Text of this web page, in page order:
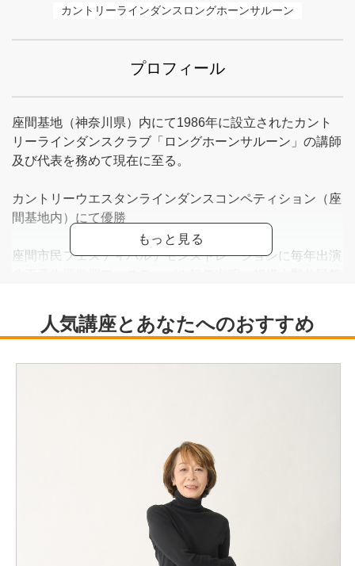
カントリーラインダンスロングホーンサルーン
プロフィール
座間基地（神奈川県）内にて1986年に設立されたカント
リーラインダンスクラブ「ロングホーンサルーン」の講師
及び代表を務めて現在に至る。
カントリーウエスタンラインダンスコンペティション（座
間基地内）にて優勝
座間市民フェスティバルデモンストレーションに毎年出演
老人ケアセンター訪問、フェスティバルにて講習等
八王子教室・相模大野教室・座間基地内教室
https://www.facebook.com/JCLDSF.org/?locale=ja_JP